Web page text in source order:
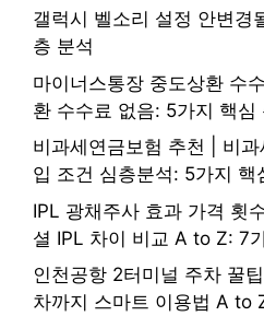
갤럭시 벨소리 설정 안변경
층 분석
마이너스통장 중도상환 수
환 수수료 없음: 5가지 핵심
비과세연금보험 추천 | 비
입 조건 심층분석: 5가지 핵
IPL 광채주사 효과 가격 횟
셜 IPL 차이 비교 A to Z: 7
인천공항 2터미널 주차 꿀
차까지 스마트 이용법 A to